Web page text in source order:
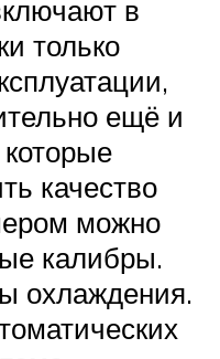
в
только
ещё и
качество
можно
калибры.
охлаждения.